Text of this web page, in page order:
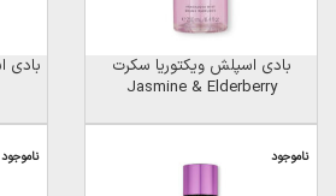
بادی اسپلش ویکتوریا سکرت
Jasmine & Elderberry
ناموجود ناموجود